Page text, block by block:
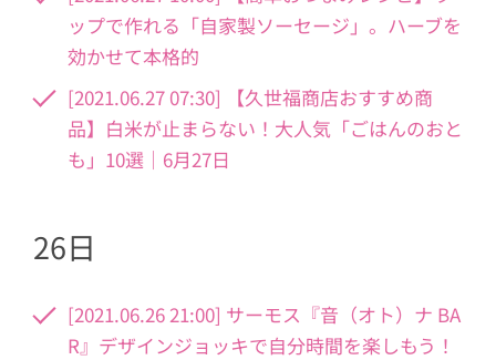
ップで作れる「自家製ソーセージ」。ハーブを
効かせて本格的
[2021.06.27 07:30] 【久世福商店おすすめ商
品】白米が止まらない！大人気「ごはんのおと
も」10選｜6月27日
26日
[2021.06.26 21:00] サーモス『音（オト）ナ BA
R』デザインジョッキで自分時間を楽しもう！